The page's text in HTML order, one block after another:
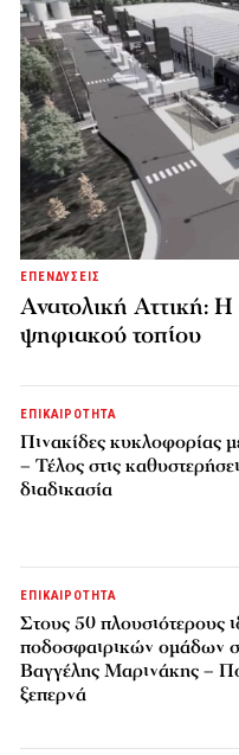
ΕΠΕΝΔΥΣΕΙΣ
Ανατολική Αττική:
ψηφιακού τοπίου
ΕΠΙΚΑΙΡΟΤΗΤΑ
Πινακίδες κυκλοφορίας
– Τέλος στις
διαδικασία
ΕΠΙΚΑΙΡΟΤΗΤΑ
Στους 50 πλουσιότερους
ποδοσφαιρικών ομάδων
Βαγγέλης Μαρινάκης –
ξεπερνά